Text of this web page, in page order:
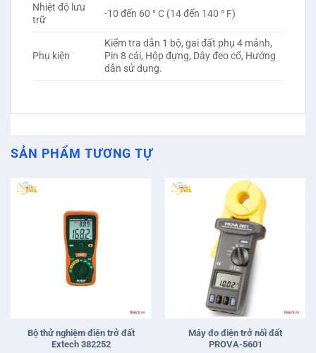
Nhiệt độ lưu
trữ
-10 đến 60 ° C (14 đến 140 ° F)
Phụ kiện
Kiểm tra dẫn 1 bộ, gai đất phụ 4 mảnh,
Pin 8 cái, Hộp đựng, Dây đeo cổ, Hướng
dẫn sử dụng.
SẢN PHẨM TƯƠNG TỰ
Bộ thử nghiệm điện trở đất
Extech 382252
Máy đo điện trở nối đất
PROVA-5601